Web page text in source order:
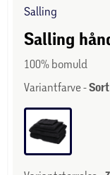
Salling
Salling
100% bomuld
Variantfarve -Sort